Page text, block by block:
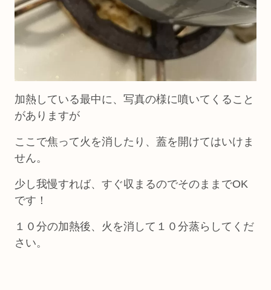
加熱している最中に、写真の様に噴いてくること
がありますが
ここで焦って火を消したり、蓋を開けてはいけま
せん。
少し我慢すれば、すぐ収まるのでそのままでOK
です！
１０分の加熱後、火を消して１０分蒸らしてくだ
さい。